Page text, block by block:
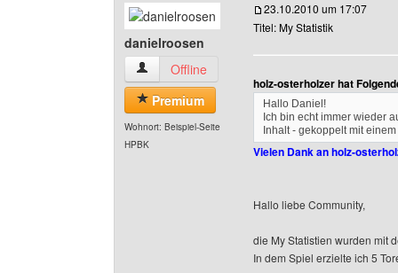
danielroosen
danielroosen Benutzer-Profile anzeigen
Offline
Premium
Wohnort: Beispiel-Seite
HPBK
23.10.2010 um 17:07
Titel: My Statistik
holz-osterholzer hat
Hallo Daniel!
Ich bin echt immer wieder
Inhalt - gekoppelt mit
Vielen Dank an holz-
Hallo liebe Community,
die My Statistien wurden mit
In dem Spiel erzielte ich 5